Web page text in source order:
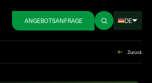
ANGEBOTSANFRAGE DE
Zurück